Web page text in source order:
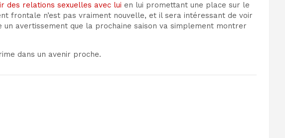
des relations sexuelles avec lui en lui promettant une place sur le
frontale n’est pas vraiment nouvelle, et il sera intéressant de voir
un avertissement que la prochaine saison va simplement montrer
dans un avenir proche.